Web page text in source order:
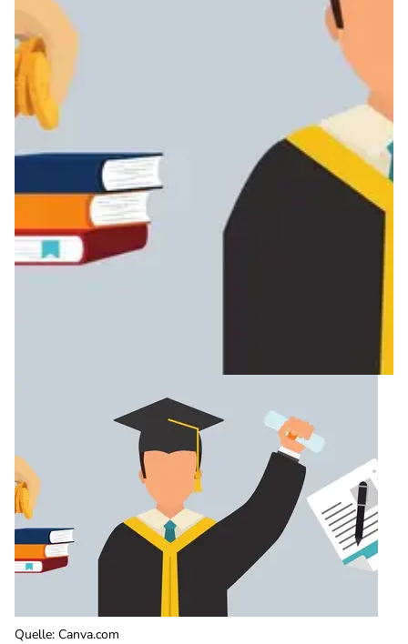
Quelle: Canva.com